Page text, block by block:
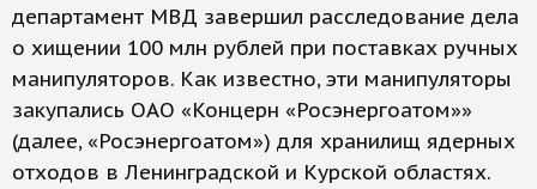
департамент МВД завершил расследование дела
о хищении 100 млн рублей при поставках ручных
манипуляторов. Как известно, эти манипуляторы
закупались ОАО «Концерн «Росэнергоатом»»
(далее, «Росэнергоатом») для хранилищ ядерных
отходов в Ленинградской и Курской областях.